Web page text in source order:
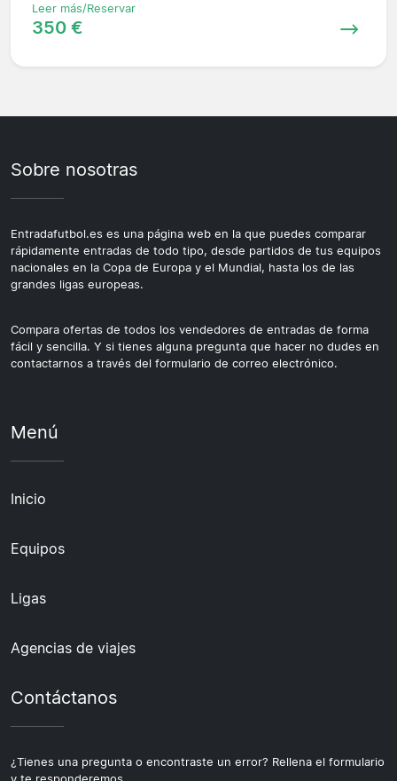
Leer más/Reservar
350 €
Sobre nosotras
Entradafutbol.es es una página web en la que puedes comparar
rápidamente entradas de todo tipo, desde partidos de tus equipos
nacionales en la Copa de Europa y el Mundial, hasta los de las
grandes ligas europeas.
Compara ofertas de todos los vendedores de entradas de forma
fácil y sencilla. Y si tienes alguna pregunta que hacer no dudes en
contactarnos a través del formulario de correo electrónico.
Menú
Inicio
Equipos
Ligas
Agencias de viajes
Contáctanos
¿Tienes una pregunta o encontraste un error? Rellena el formulario